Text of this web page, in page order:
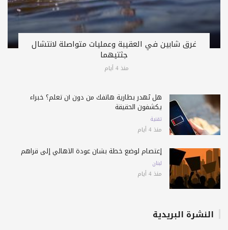
غرق شابين في العقيبة وعمليات متواصلة لانتشال
جثتيهما
منذ 4 أيام
هل تُهدر بطارية هاتفك من دون أن تعلم؟ خبراء
يكشفون الحقيقة
تقنية
منذ 4 أيام
إعتصام لوضع خطة بشأن عودة الأهالي إلى قراهم
لبنان
منذ 4 أيام
النشرة البريدية